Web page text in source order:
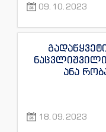
09.10.2023
ანა
18.09.2023